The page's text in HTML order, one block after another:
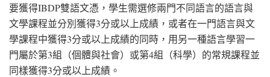
要獲得IBDP雙語文憑，學生需選修兩門不同語言的語言與
文學課程並分別獲得3分或以上成績，或者在一門語言與文
學課程中獲得3分或以上成績的同時，用另一種語言學習一
門屬於第3組（個體與社會）或第4組（科學）的常規課程並
同樣獲得3分或以上成績。